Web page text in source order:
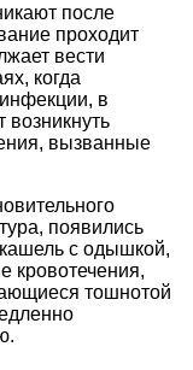
после
проходит
вести
когда
в
возникнуть
вызванные
появились
с одышкой,
кровотечения,
тошнотой